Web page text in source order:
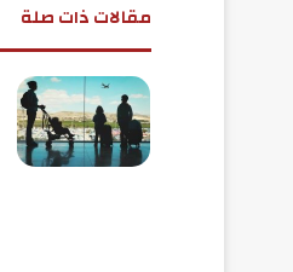
مقالات ذات صلة